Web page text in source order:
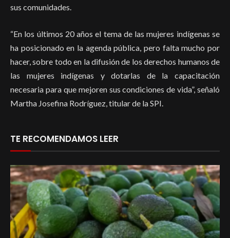
sus comunidades.
“En los últimos 20 años el tema de las mujeres indígenas se
ha posicionado en la agenda pública, pero falta mucho por
hacer, sobre todo en la difusión de los derechos humanos de
las mujeres indígenas y dotarlas de la capacitación
necesaria para que mejoren sus condiciones de vida”, señaló
Martha Josefina Rodríguez, titular de la SPI.
TE RECOMENDAMOS LEER